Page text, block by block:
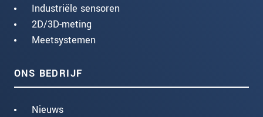
Industriële sensoren
2D/3D-meting
Meetsystemen
ONS BEDRIJF
Nieuws